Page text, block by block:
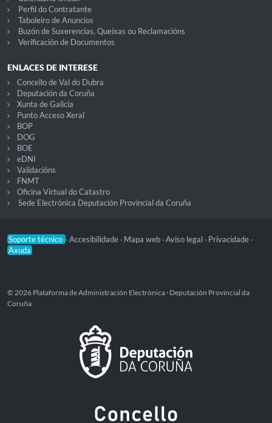
Perfil do Contratante
Taboleiro de Anuncios
Buzón de Suxerencias, Queixas ou Reclamacións
Verificación de Documentos
ENLACES DE INTERESE
Concello de Val do Dubra
Deputación da Coruña
Xunta de Galicia
Punto Acceso Xeral
BOP
DOG
BOE
eDNI
Validacións
FNMT
Oficina Virtual do Catastro
Sede Electrónica Deputación Provincial da Coruña
Soporte técnico -Accesibilidade - Mapa web -Aviso legal - Privacidade -
Axuda
© 2026 Plataforma de Administración Electrónica · Deputación Provincial da
Coruña